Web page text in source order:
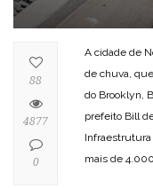
A cidade de
de chuva,
do Brooklyn,
prefeito Bill
Infraestrutura
mais de
88
4877
0